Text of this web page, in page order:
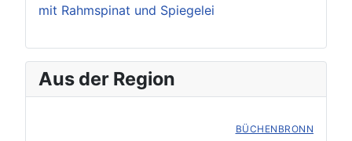
mit Rahmspinat und Spiegelei
Aus der Region
BÜCHENBRONN